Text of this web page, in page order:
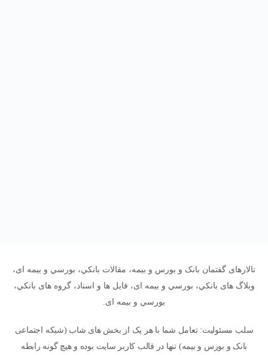
تالارهای گفتمان بانک و بورس و بیمه، مقالات بانکي، بورسي و بیمه ای،
وبلاگ های بانکي، بورسي و بیمه ای، فایل ها و اسناد، گروه های بانکي،
بورسي و بیمه ای.
سلب مسئولیت: تعامل شما با هر یک از بخش های شاب (شبکه اجتماعی
بانک و بورس و بیمه) تنها در قالب کاربر سایت بوده و هیچ گونه رابطه